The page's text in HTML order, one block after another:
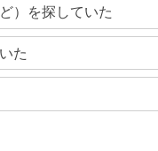
）を探していた
た